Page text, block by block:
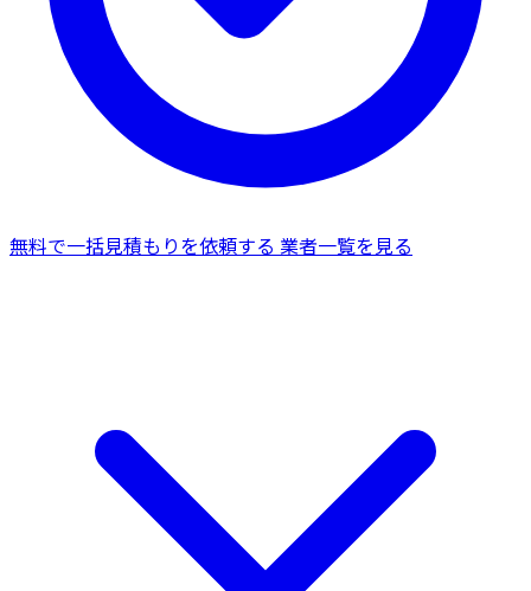
無料で一括見積もりを依頼する 業者一覧を見る